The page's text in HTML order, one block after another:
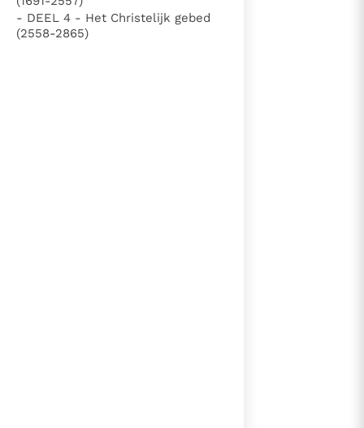
Katholieke Kerk in het Nederlands beschikbaar
- DEEL 4 - Het Christelijk gebed
(2558-2865)